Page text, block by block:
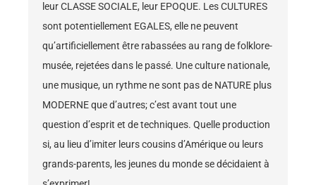
leur CLASSE SOCIALE, leur EPOQUE. Les CULTURES
sont potentiellement EGALES, elle ne peuvent
qu’artificiellement être rabassées au rang de folklore-
musée, rejetées dans le passé. Une culture nationale,
une musique, un rythme ne sont pas de NATURE plus
MODERNE que d’autres; c’est avant tout une
question d’esprit et de techniques. Quelle production
si, au lieu d’imiter leurs cousins d’Amérique ou leurs
grands-parents, les jeunes du monde se décidaient à